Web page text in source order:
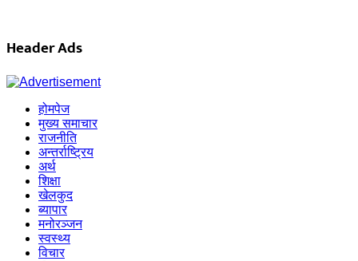
Header Ads
होमपेज
मुख्य समाचार
राजनीति
अन्तर्राष्ट्रिय
अर्थ
शिक्षा
खेलकुद
ब्यापार
मनोरञ्जन
स्वस्थ्य
विचार